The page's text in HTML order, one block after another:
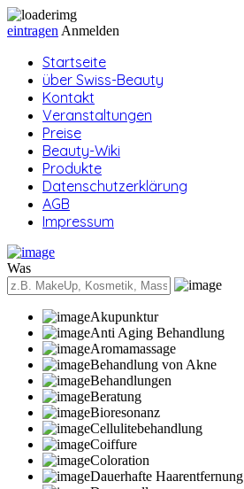
eintragen Anmelden
Startseite
über Swiss-Beauty
Kontakt
Veranstaltungen
Preise
Beauty-Wiki
Produkte
Datenschutzerklärung
AGB
Impressum
Was
Akupunktur
Anti Aging Behandlung
Aromamassage
Behandlung von Akne
Behandlungen
Beratung
Bioresonanz
Cellulitebehandlung
Coiffure
Coloration
Dauerhafte Haarentfernung